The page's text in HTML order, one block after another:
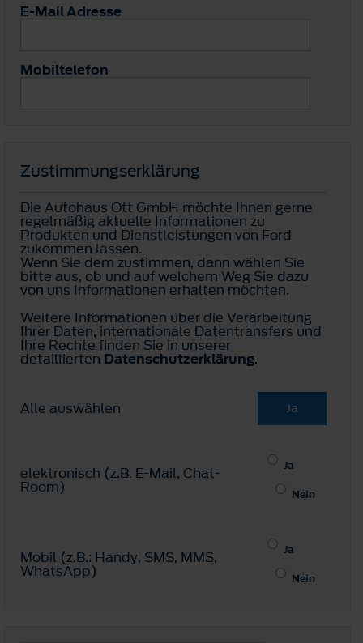
E-Mail Adresse
Mobiltelefon
Zustimmungserklärung
Die Autohaus Ott GmbH möchte Ihnen gerne
regelmäßig aktuelle Informationen zu
Produkten und Dienstleistungen von Ford
zukommen lassen.
Wenn Sie dem zustimmen, dann wählen Sie
bitte aus, ob und auf welchem Weg Sie dazu
von uns Informationen erhalten möchten.
Weitere Informationen über die Verarbeitung
Ihrer Daten, internationale Datentransfers und
Ihre Rechte finden Sie in unserer
detaillierten Datenschutzerklärung.
Alle auswählen Ja
elektronisch (z.B. E-Mail, Chat-
Room)
Ja
Nein
Mobil (z.B.: Handy, SMS, MMS,
WhatsApp)
Ja
Nein